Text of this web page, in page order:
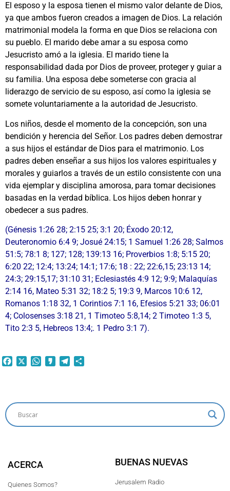
El esposo y la esposa tienen el mismo valor delante de Dios,
ya que ambos fueron creados a imagen de Dios. La relación
matrimonial modela la forma en que Dios se relaciona con
su pueblo. El marido debe amar a su esposa como
Jesucristo amó a la iglesia. El marido tiene la
responsabilidad dada por Dios de proveer, proteger y guiar a
su familia. Una esposa debe someterse con gracia al
liderazgo de servicio de su esposo, así como la iglesia se
somete voluntariamente a la autoridad de Jesucristo.
Los niños, desde el momento de la concepción, son una
bendición y herencia del Señor. Los padres deben demostrar
a sus hijos el estándar de Dios para el matrimonio. Los
padres deben enseñar a sus hijos los valores espirituales y
morales y guiarlos a través de un estilo consistente con una
vida ejemplar y disciplina amorosa, para tomar decisiones
basadas en la verdad bíblica. Los hijos deben honrar y
obedecer a sus padres.
(Génesis 1:26 28; 2:15 25; 3:1 20; Éxodo 20:12,
Deuteronomio 6:4 9; Josué 24:15; 1 Samuel 1:26 28; Salmos
51:5; 78:1 8; 127; 128; 139:13 16; Proverbios 1:8; 5:15 20;
6:20 22; 12:4; 13:24; 14:1; 17:6; 18 : 22; 22:6,15; 23:13 14;
24:3; 29:15,17; 31:10 31; Eclesiastés 4:9 12; 9:9; Malaquías
2:14 16, Mateo 5:31 32; 18:2 5; 19:3 9, Marcos 10:6 12,
Romanos 1:18 32, 1 Corintios 7:1 16, Efesios 5:21 33; 06:01
4; Colosenses 3:18 21, 1 Timoteo 5:8,14; 2 Timoteo 1:3 5,
Tito 2:3 5, Hebreos 13:4;. 1 Pedro 3:1 7).
FacebookWhatsApp
KakaoTelegram
ACERCA
Quienes Somos?
BUENAS NUEVAS
Jerusalem Radio